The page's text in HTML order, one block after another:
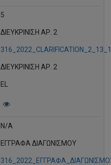
5
ΔΙΕΥΚΡΙΝΙΣΗ ΑΡ. 2
ΔΙΕΥΚΡΙΝΙΣΗ ΑΡ. 2
EL
N/A
ΕΓΓΡΑΦΑ ΔΙΑΓΩΝΙΣΜΟΥ